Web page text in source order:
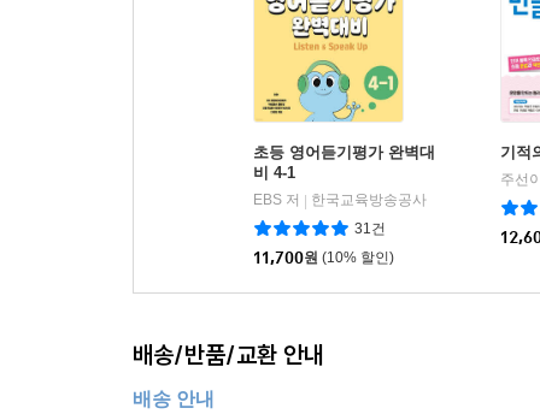
초등 영어듣기평가 완벽대
비 4-1
EBS 저
한국교육방송공사
31건
11,700원 (10% 할인)
기적
주선
배송/반품/교환 안내
배송 안내